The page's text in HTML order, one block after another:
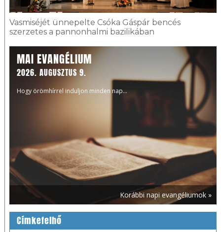
Vasmiséjét ünnepelte Csóka Gáspár bencés
szerzetes a pannonhalmi bazilikában
MAI EVANGÉLIUM
2026. AUGUSZTUS 9.
Hogy örömhírrel induljon minden nap...
Korábbi napi evangéliumok »
Címkefelhő